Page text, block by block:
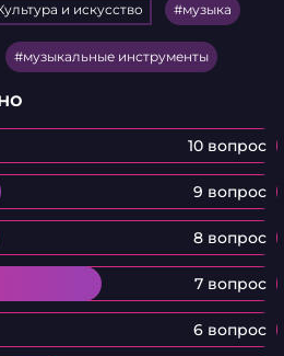
и искусство музыка
музыкальные инструменты
10 вопрос
9 вопрос
8 вопрос
7 вопрос
6 вопрос